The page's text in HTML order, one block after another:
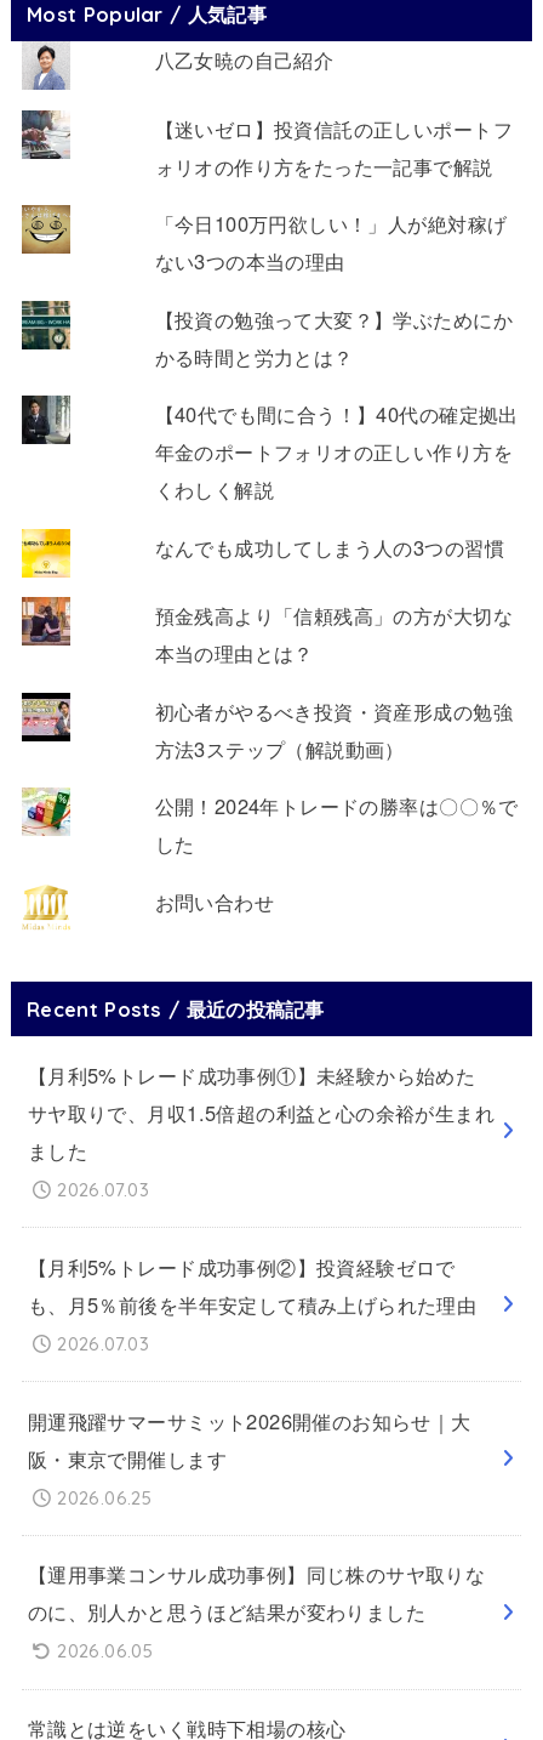
Most Popular / 人気記事
八乙女暁の自己紹介
【迷いゼロ】投資信託の正しいポートフ
ォリオの作り方をたった一記事で解説
「今日100万円欲しい！」人が絶対稼げ
ない3つの本当の理由
【投資の勉強って大変？】学ぶためにか
かる時間と労力とは？
【40代でも間に合う！】40代の確定拠出
年金のポートフォリオの正しい作り方を
くわしく解説
なんでも成功してしまう人の3つの習慣
預金残高より「信頼残高」の方が大切な
本当の理由とは？
初心者がやるべき投資・資産形成の勉強
方法3ステップ（解説動画）
公開！2024年トレードの勝率は〇〇％で
した
お問い合わせ
Recent Posts / 最近の投稿記事
【月利5%トレード成功事例①】未経験から始めた
サヤ取りで、月収1.5倍超の利益と心の余裕が生まれ
ました
2026.07.03
【月利5%トレード成功事例②】投資経験ゼロで
も、月5％前後を半年安定して積み上げられた理由
2026.07.03
開運飛躍サマーサミット2026開催のお知らせ｜大
阪・東京で開催します
2026.06.25
【運用事業コンサル成功事例】同じ株のサヤ取りな
のに、別人かと思うほど結果が変わりました
2026.06.05
常識とは逆をいく戦時下相場の核心